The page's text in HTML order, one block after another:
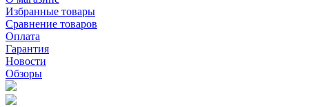
Избранные товары
Сравнение товаров
Оплата
Гарантия
Новости
Обзоры